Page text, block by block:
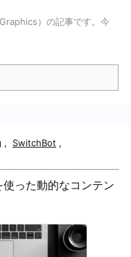
）の記事です。今
, SwitchBot ,
った動的なコンテン